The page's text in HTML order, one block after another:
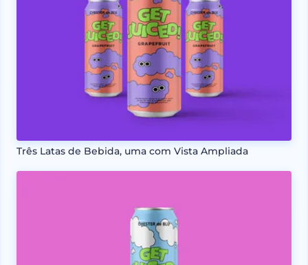
Três Latas de Bebida, uma com Vista Ampliada